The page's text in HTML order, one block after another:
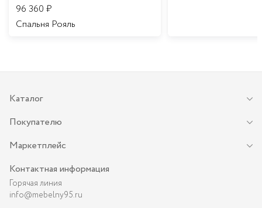
96 360 ₽
Спальня Рояль
Каталог
Покупателю
Маркетплейс
Контактная информация
Горячая линия
info@mebelny95.ru